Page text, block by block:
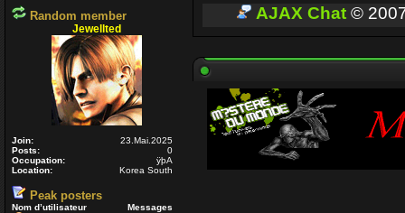
Random member
Jewellted
Join:
23.Mai.2025
Posts:
0
Occupation:
ÿþA
Location:
Korea South
Peak posters
Nom d’utilisateur
Messages
BONJOUR A TOUT
Enjoy
Je passe parfois
Un
voir si ceux qui sont
Nounours
19 Avr 2021 09:33
AJAX Chat ©